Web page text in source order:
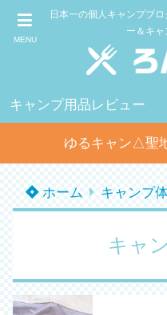
MENU
日本一の個人キャンプブ
ー＆キ
キャンプ用品レビュー
ゆるキャン△聖
ホーム キャンプ
キャ